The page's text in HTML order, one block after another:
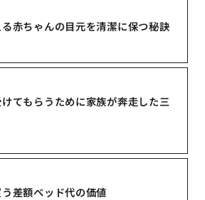
赤ちゃんの目元を清潔に保つ秘訣
てもらうために家族が奔走した三
差額ベッド代の価値